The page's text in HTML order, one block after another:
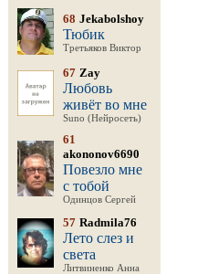
68 Jekabolshoy
Тюбик
Третьяков Виктор
67 Zay
Любовь
живёт во мне
Suno (Нейросеть)
61
akononov6690
Повезло мне
с тобой
Одинцов Сергей
57 Radmila76
Лето слез и
света
Литвиненко Анна